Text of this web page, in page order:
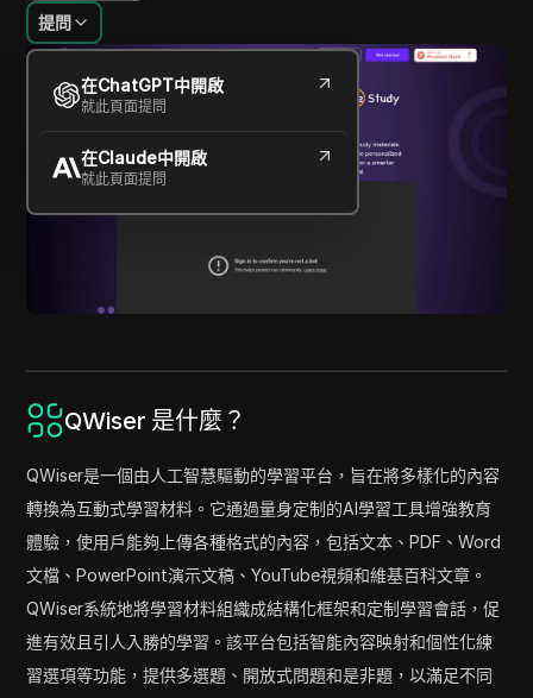
提問
在ChatGPT中開啟
就此頁面提問
在Claude中開啟
就此頁面提問
QWiser 是什麼？
QWiser是一個由人工智慧驅動的學習平台，旨在將多樣化的內容
轉換為互動式學習材料。它通過量身定制的AI學習工具增強教育
體驗，使用戶能夠上傳各種格式的內容，包括文本、PDF、Word
文檔、PowerPoint演示文稿、YouTube視頻和維基百科文章。
QWiser系統地將學習材料組織成結構化框架和定制學習會話，促
進有效且引人入勝的學習。該平台包括智能內容映射和個性化練
習選項等功能，提供多選題、開放式問題和是非題，以滿足不同